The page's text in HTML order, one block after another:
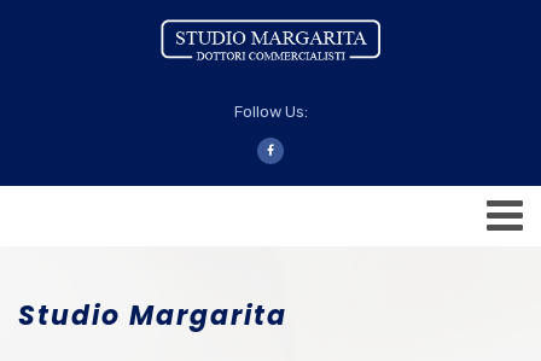
Follow Us:
Studio Margarita